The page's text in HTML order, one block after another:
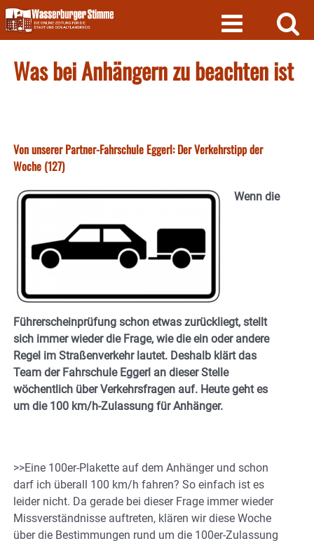
Skip
to
content
Was bei Anhängern zu beachten ist
Von unserer Partner-Fahrschule Eggerl: Der Verkehrstipp der
Woche (127)
Wenn die
Führerscheinprüfung schon etwas zurückliegt, stellt
sich immer wieder die Frage, wie die ein oder andere
Regel im Straßenverkehr lautet. Deshalb klärt das
Team der Fahrschule Eggerl an dieser Stelle
wöchentlich über Verkehrsfragen auf. Heute geht es
um die 100 km/h-Zulassung für Anhänger.
>>Eine 100er-Plakette auf dem Anhänger und schon
darf ich überall 100 km/h fahren? So einfach ist es
leider nicht. Da gerade bei dieser Frage immer wieder
Missverständnisse auftreten, klären wir diese Woche
über die Bestimmungen rund um die 100er-Zulassung